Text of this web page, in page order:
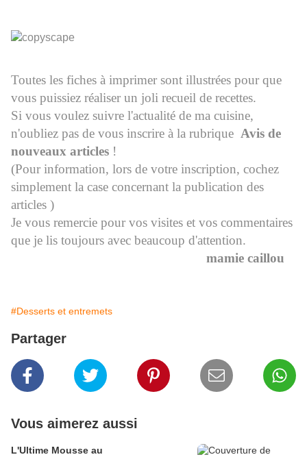
Toutes les fiches à imprimer sont illustrées pour que
vous puissiez réaliser un joli recueil de recettes.
Si vous voulez suivre l'actualité de ma cuisine,
n'oubliez pas de vous inscrire à la rubrique Avis de
nouveaux articles !
(Pour information, lors de votre inscription, cochez
simplement la case concernant la publication des
articles )
Je vous remercie pour vos visites et vos commentaires
que je lis toujours avec beaucoup d'attention.
mamie caillou
#Desserts et entremets
Partager
Vous aimerez aussi
L'Ultime Mousse au